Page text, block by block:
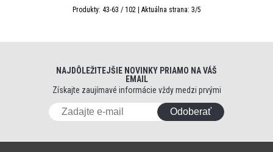
Produkty: 43-63 / 102| Aktuálna strana: 3/5
NAJDÔLEŽITEJŠIE NOVINKY PRIAMO NA VÁŠ
EMAIL
Získajte zaujímavé informácie vždy medzi prvými
Odoberať